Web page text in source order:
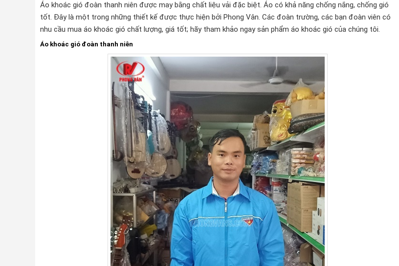
Áo khoác gió đoàn thanh niên được may bằng chất liệu vải đặc biệt. Áo có khả năng chống nắng, chống gió
tốt. Đây là một trong những thiết kế được thực hiện bởi Phong Vân. Các đoàn trường, các bạn đoàn viên có
nhu cầu mua áo khoác gió chất lượng, giá tốt; hãy tham khảo ngay sản phẩm áo khoác gió của chúng tôi.
Áo khoác gió đoàn thanh niên